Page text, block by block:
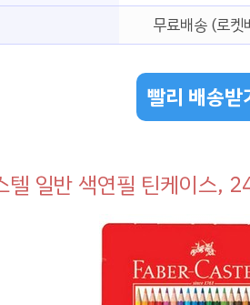
무료배송 (로
빨리 배송받
텔 일반 색연필 틴케이스,